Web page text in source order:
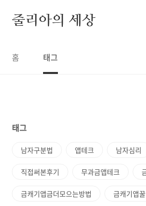
줄리아의 세상
홈 태그
태그
남자구분법 앱테크 남자심리
직접써본후기 무과금앱테크
금캐기앱금더모으는방법 금캐기앱